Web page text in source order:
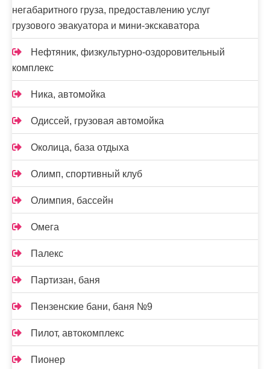
негабаритного груза, предоставлению услуг
грузового эвакуатора и мини-экскаватора
Нефтяник, физкультурно-оздоровительный
комплекс
Ника, автомойка
Одиссей, грузовая автомойка
Околица, база отдыха
Олимп, спортивный клуб
Олимпия, бассейн
Омега
Палекс
Партизан, баня
Пензенские бани, баня №9
Пилот, автокомплекс
Пионер